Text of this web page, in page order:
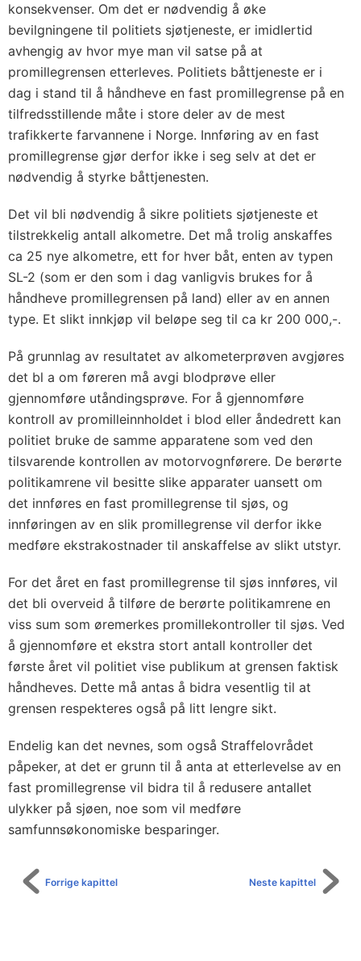
konsekvenser. Om det er nødvendig å øke
bevilgningene til politiets sjøtjeneste, er imidlertid
avhengig av hvor mye man vil satse på at
promillegrensen etterleves. Politiets båttjeneste er i
dag i stand til å håndheve en fast promillegrense på en
tilfredsstillende måte i store deler av de mest
trafikkerte farvannene i Norge. Innføring av en fast
promillegrense gjør derfor ikke i seg selv at det er
nødvendig å styrke båttjenesten.
Det vil bli nødvendig å sikre politiets sjøtjeneste et
tilstrekkelig antall alkometre. Det må trolig anskaffes
ca 25 nye alkometre, ett for hver båt, enten av typen
SL-2 (som er den som i dag vanligvis brukes for å
håndheve promillegrensen på land) eller av en annen
type. Et slikt innkjøp vil beløpe seg til ca kr 200 000,-.
På grunnlag av resultatet av alkometerprøven avgjøres
det bl a om føreren må avgi blodprøve eller
gjennomføre utåndingsprøve. For å gjennomføre
kontroll av promilleinnholdet i blod eller åndedrett kan
politiet bruke de samme apparatene som ved den
tilsvarende kontrollen av motorvognførere. De berørte
politikamrene vil besitte slike apparater uansett om
det innføres en fast promillegrense til sjøs, og
innføringen av en slik promillegrense vil derfor ikke
medføre ekstrakostnader til anskaffelse av slikt utstyr.
For det året en fast promillegrense til sjøs innføres, vil
det bli overveid å tilføre de berørte politikamrene en
viss sum som øremerkes promillekontroller til sjøs. Ved
å gjennomføre et ekstra stort antall kontroller det
første året vil politiet vise publikum at grensen faktisk
håndheves. Dette må antas å bidra vesentlig til at
grensen respekteres også på litt lengre sikt.
Endelig kan det nevnes, som også Straffelovrådet
påpeker, at det er grunn til å anta at etterlevelse av en
fast promillegrense vil bidra til å redusere antallet
ulykker på sjøen, noe som vil medføre
samfunnsøkonomiske besparinger.
Neste kapittel
Forrige kapittel